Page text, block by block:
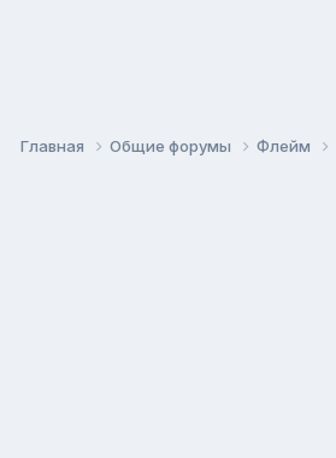
Главная Общие форумы Флейм